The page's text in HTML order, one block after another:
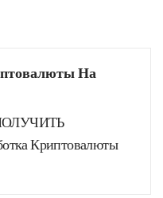
На
Криптовалюты